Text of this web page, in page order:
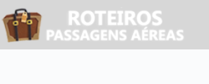
para
o
conteúdo